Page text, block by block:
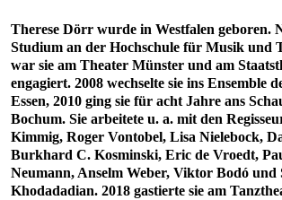
Therese Dörr wurde in Westfalen geboren.
Studium an der Hochschule für Musik und
war sie am Theater Münster und am
engagiert. 2008 wechselte sie ins Ensemble
Essen, 2010 ging sie für acht Jahre ans
Bochum. Sie arbeitete u. a. mit den
Kimmig, Roger Vontobel, Lisa Nielebock,
Burkhard C. Kosminski, Eric de Vroedt,
Neumann, Anselm Weber, Viktor Bodó und
Khodadadian. 2018 gastierte sie am